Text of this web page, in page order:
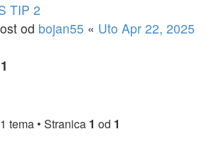
TIP 2
od bojan55 « Uto Apr 22, 2025
1
1 tema • Stranica 1 od 1